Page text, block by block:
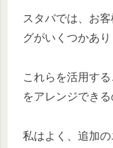
スタバでは、お
グがいくつかあり
これらを活用す
をアレンジできる
私はよく、追加